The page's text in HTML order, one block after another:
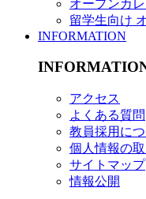
オープンカ
留学生向け
INFORMATION
アクセス
よくある質問
教員採用に
個人情報の
サイトマップ
情報公開